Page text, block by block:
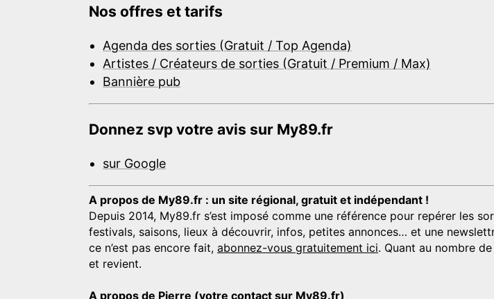
Nos offres et tarifs
Agenda des sorties (Gratuit / Top Agenda)
Artistes / Créateurs de sorties (Gratuit / Premium / Max)
Bannière pub
Donnez svp votre avis sur My89.fr
sur Google
A propos de My89.fr : un site régional, gratuit et indépendant !
Depuis 2014, My89.fr s’est imposé comme une référence pour repérer les
festivals, saisons, lieux à découvrir, infos, petites annonces… et une
ce n’est pas encore fait, abonnez-vous gratuitement ici. Quant au nombre
et revient.
A propos de Pierre (votre contact sur My89.fr)